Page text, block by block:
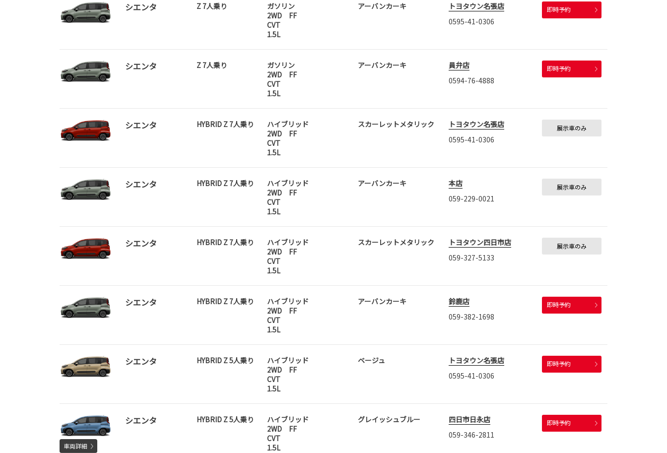
シエンタ Z 7人乗り
ガソリン
2WD FF
CVT
1.5L
アーバンカーキ
トヨタウン名張店
0595-41-0306
即時予約
シエンタ Z 7人乗り
ガソリン
2WD FF
CVT
1.5L
アーバンカーキ
員弁店
0594-76-4888
即時予約
シエンタ HYBRID Z 7人乗り
ハイブリッド
2WD FF
CVT
1.5L
スカーレットメタリック
トヨタウン名張店
0595-41-0306
展示車のみ
シエンタ HYBRID Z 7人乗り
ハイブリッド
2WD FF
CVT
1.5L
アーバンカーキ
本店
059-229-0021
展示車のみ
シエンタ HYBRID Z 7人乗り
ハイブリッド
2WD FF
CVT
1.5L
スカーレットメタリック
トヨタウン四日市店
059-327-5133
展示車のみ
シエンタ HYBRID Z 7人乗り
ハイブリッド
2WD FF
CVT
1.5L
アーバンカーキ
鈴鹿店
059-382-1698
即時予約
シエンタ HYBRID Z 5人乗り
ハイブリッド
2WD FF
CVT
1.5L
ベージュ
トヨタウン名張店
0595-41-0306
即時予約
シエンタ
車両詳細
HYBRID Z 5人乗り
ハイブリッド
2WD FF
CVT
1.5L
グレイッシュブルー
四日市日永店
059-346-2811
即時予約